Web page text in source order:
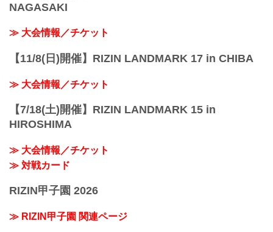
NAGASAKI
≫ 大会情報／チケット
【11/8(日)開催】RIZIN LANDMARK 17 in CHIBA
≫ 大会情報／チケット
【7/18(土)開催】RIZIN LANDMARK 15 in
HIROSHIMA
≫ 大会情報／チケット
≫ 対戦カード
RIZIN甲子園 2026
≫ RIZIN甲子園 関連ページ